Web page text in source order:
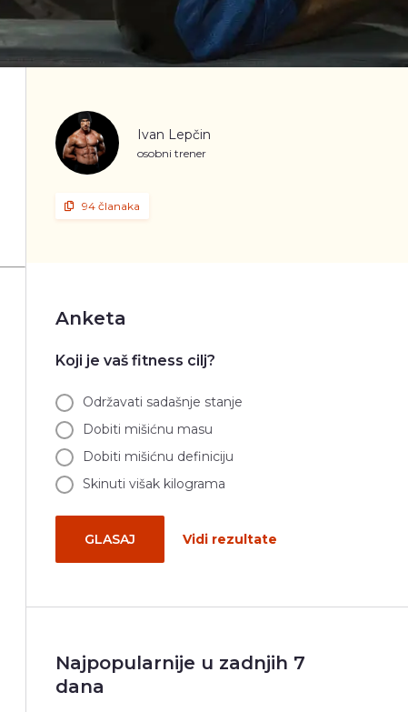
Ivan Lepčin
osobni trener
94 članaka
Anketa
Koji je vaš fitness cilj?
Održavati sadašnje stanje
Dobiti mišićnu masu
Dobiti mišićnu definiciju
Skinuti višak kilograma
GLASAJ Vidi rezultate
Najpopularnije u zadnjih 7
dana